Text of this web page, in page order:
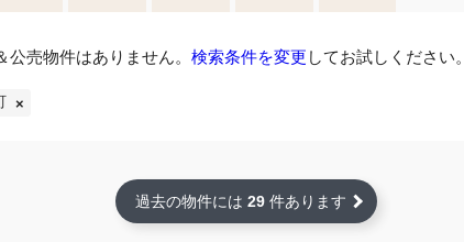
売物件はありません。 検索条件を変更 してお試しください。
過去の物件には 29 件あります